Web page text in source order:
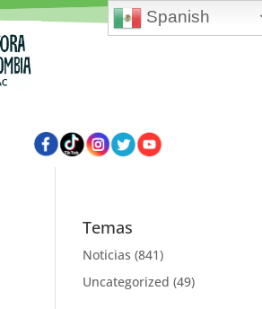
Temas
Noticias (841)
Uncategorized (49)
Spanish